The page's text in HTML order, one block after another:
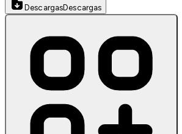
DescargasDescargas